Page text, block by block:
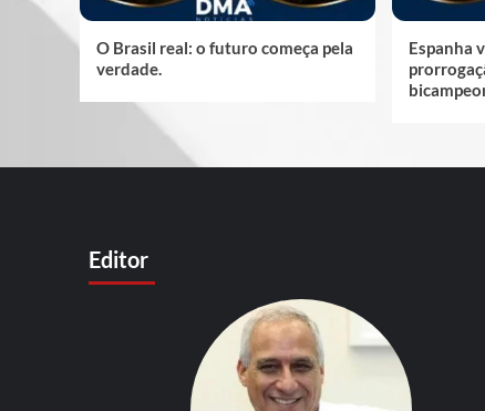
O Brasil real: o futuro começa pela
verdade.
Espanha
Editor